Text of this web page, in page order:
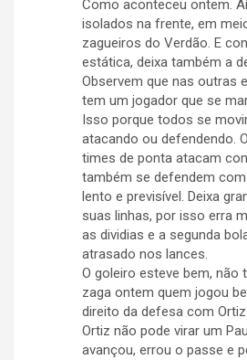
Como aconteceu ontem.
isolados na frente, em
zagueiros do Verdão. E
estática, deixa também a
Observem que nas outras
tem um jogador que se
Isso porque todos se
atacando ou defendendo.
times de ponta atacam
também se defendem
lento e previsível. Deixa
suas linhas, por isso erra
as dividias e a segunda
atrasado nos lances.
O goleiro esteve bem, não
zaga ontem quem jogou
direito da defesa com
Ortiz não pode virar um
avançou, errou o passe e